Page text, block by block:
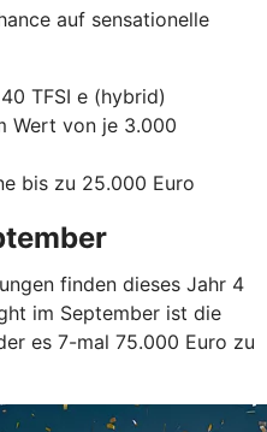
auf sensationelle
TFSI e (hybrid)
Wert von je 3.000
bis zu 25.000 Euro
finden dieses Jahr 4
im September ist die
es 7-mal 75.000 Euro zu